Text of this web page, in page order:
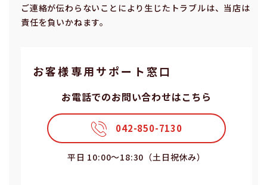
ご連絡が伝わらないことにより⽣じたトラブルは、当店は
責任を負いかねます。
お客様専⽤サポート窓⼝
お電話でのお問い合わせはこちら
042-850-7130
平⽇ 10:00〜18:30（⼟⽇祝休み）